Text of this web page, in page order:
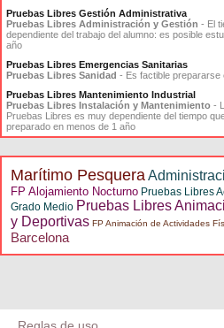
Pruebas Libres Gestión Administrativa
Pruebas Libres Administración y Gestión - El
dependiente del trabajo del alumno: es posible
año
Pruebas Libres Emergencias Sanitarias
Pruebas Libres Sanidad - Es factible prepararse
Pruebas Libres Mantenimiento Industrial
Pruebas Libres Instalación y Mantenimiento -
Pruebas Libres es muy dependiente del tiempo
preparado en menos de 1 año
Marítimo Pesquera
FP Alojamiento Nocturno Pruebas Libres
Grado Medio Pruebas Libres
y Deportivas FP Animación de Actividades
Barcelona